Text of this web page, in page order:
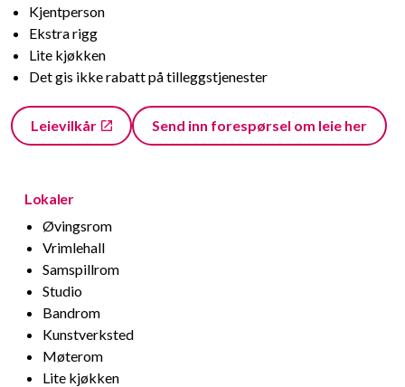
Kjentperson
Ekstra rigg
Lite kjøkken
Det gis ikke rabatt på tilleggstjenester
Leievilkår Send inn forespørsel om leie her
Lokaler
Øvingsrom
Vrimlehall
Samspillrom
Studio
Bandrom
Kunstverksted
Møterom
Lite kjøkken